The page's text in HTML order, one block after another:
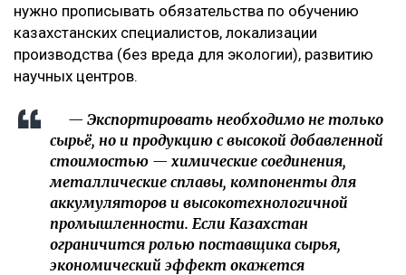
нужно прописывать обязательства по обучению
казахстанских специалистов, локализации
производства (без вреда для экологии), развитию
научных центров.
— Экспортировать необходимо не только
сырьё, но и продукцию с высокой добавленной
стоимостью — химические соединения,
металлические сплавы, компоненты для
аккумуляторов и высокотехнологичной
промышленности. Если Казахстан
ограничится ролью поставщика сырья,
экономический эффект окажется